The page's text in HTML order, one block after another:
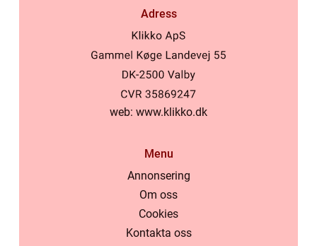
Adress
web: www.klikko.dk
Menu
Annonsering
Om oss
Cookies
Kontakta oss